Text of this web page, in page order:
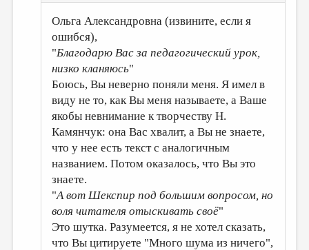
Ольга Александровна (извините, если я
ошибся),
"Благодарю Вас за педагогический урок,
низко кланяюсь"
Боюсь, Вы неверно поняли меня. Я имел в
виду не то, как Вы меня называете, а Ваше
якобы невнимание к творчеству Н.
Камянчук: она Вас хвалит, а Вы не знаете,
что у нее есть текст с аналогичным
названием. Потом оказалось, что Вы это
знаете.
"А вот Шекспир под большим вопросом, но
воля читателя отыскивать своё"
Это шутка. Разумеется, я не хотел сказать,
что Вы цитируете "Много шума из ничего",